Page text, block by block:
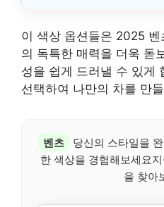
이 색상 옵션들은 2025
의 독특한 매력을 더욱 돋
성을 쉽게 드러낼 수 있게
선택하여 나만의 차를 만
벤츠
당신의 스타일을
한 색상을 경험해보세요
을 찾아